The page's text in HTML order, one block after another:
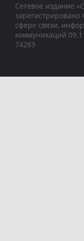
Сетевое издание
сфере связи,
коммуникаций
74283